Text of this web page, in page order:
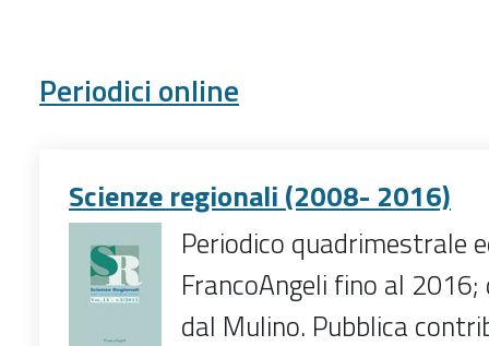
Periodici online
Scienze regionali (2008- 2016)
Periodico quadrimestrale
FrancoAngeli fino al
dal Mulino. Pubblica